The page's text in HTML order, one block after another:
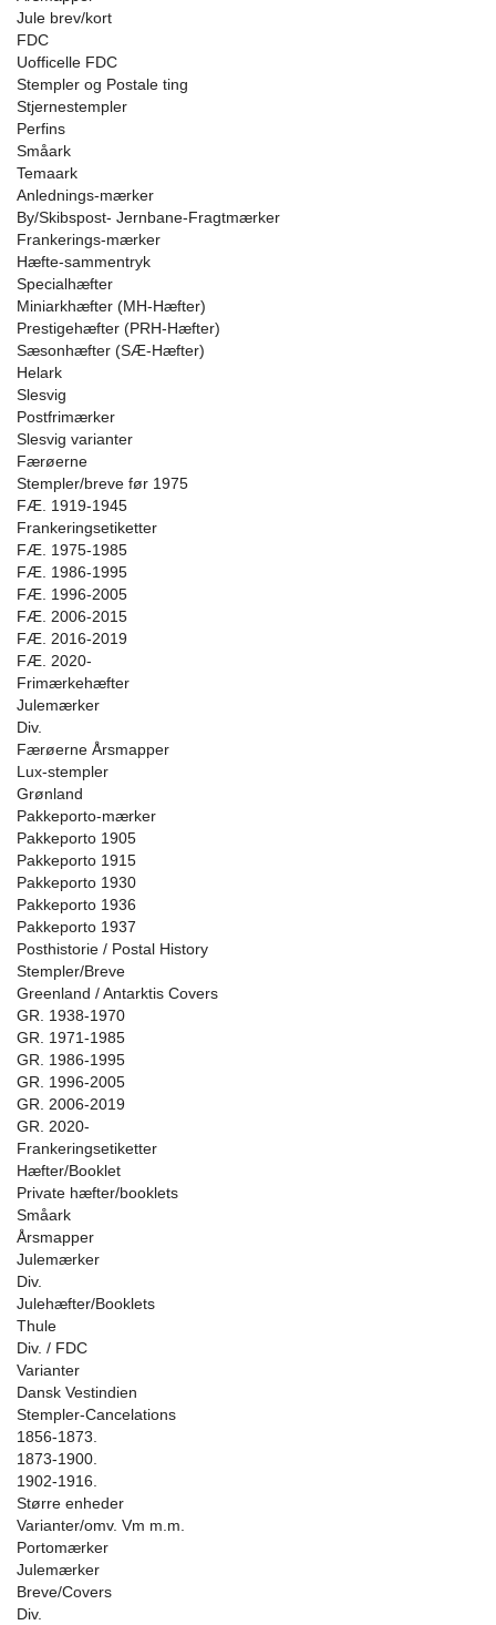
Jule brev/kort
FDC
Uofficelle FDC
Stempler og Postale ting
Stjernestempler
Perfins
Småark
Temaark
Anlednings-mærker
By/Skibspost- Jernbane-Fragtmærker
Frankerings-mærker
Hæfte-sammentryk
Specialhæfter
Miniarkhæfter (MH-Hæfter)
Prestigehæfter (PRH-Hæfter)
Sæsonhæfter (SÆ-Hæfter)
Helark
Slesvig
Postfrimærker
Slesvig varianter
Færøerne
Stempler/breve før 1975
FÆ. 1919-1945
Frankeringsetiketter
FÆ. 1975-1985
FÆ. 1986-1995
FÆ. 1996-2005
FÆ. 2006-2015
FÆ. 2016-2019
FÆ. 2020-
Frimærkehæfter
Julemærker
Div.
Færøerne Årsmapper
Lux-stempler
Grønland
Pakkeporto-mærker
Pakkeporto 1905
Pakkeporto 1915
Pakkeporto 1930
Pakkeporto 1936
Pakkeporto 1937
Posthistorie / Postal History
Stempler/Breve
Greenland / Antarktis Covers
GR. 1938-1970
GR. 1971-1985
GR. 1986-1995
GR. 1996-2005
GR. 2006-2019
GR. 2020-
Frankeringsetiketter
Hæfter/Booklet
Private hæfter/booklets
Småark
Årsmapper
Julemærker
Div.
Julehæfter/Booklets
Thule
Div. / FDC
Varianter
Dansk Vestindien
Stempler-Cancelations
1856-1873.
1873-1900.
1902-1916.
Større enheder
Varianter/omv. Vm m.m.
Portomærker
Julemærker
Breve/Covers
Div.